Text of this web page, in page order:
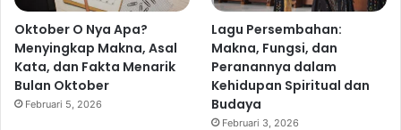
Oktober O Nya Apa?
Menyingkap Makna, Asal
Kata, dan Fakta Menarik
Bulan Oktober
Februari 5, 2026
Lagu Persembahan:
Makna, Fungsi, dan
Peranannya dalam
Kehidupan Spiritual dan
Budaya
Februari 3, 2026